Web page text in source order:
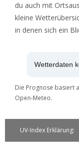
du auch mit
kleine
in denen sich ein
Wetterdaten
Die Prognose basiert
Open-Meteo.
UV-Index Erklärung: